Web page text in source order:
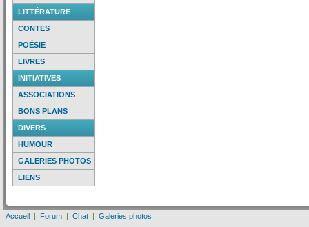
LITTÉRATURE
CONTES
POÉSIE
LIVRES
INITIATIVES
ASSOCIATIONS
BONS PLANS
DIVERS
HUMOUR
GALERIES PHOTOS
LIENS
Accueil | Forum | Chat | Galeries photos